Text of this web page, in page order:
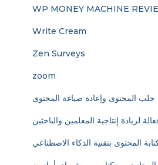
WP MONEY MACHINE
Write Cream
Zen Surveys
zoom
جلب المحتوى وإعادة صياغة المحتوى
لزيادة إنتاجية المعلمين والباحثين
المحتوى بتقنية الذكاء الاصطناعي